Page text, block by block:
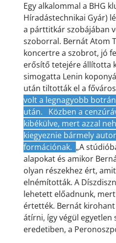
Egy alkalommal a BHG
Híradástechnikai Gyár)
a párttitkár szobájában
szoborral. Bernát Atom
koncertre a szobrot, jó
erősítő tetejére állította
simogatta Lenin
után tiltották el a
volt a legnagyobb
után.
Közben a
kibékülve, mert azzal
kiegyeznie bármely
formációnak. „A
alapokat és amikor
olyan részekhez ért,
elnémították. A
lehetett előadnunk, mert
értették. Bernát
átírni, így végül egyetlen
eredetiben, a